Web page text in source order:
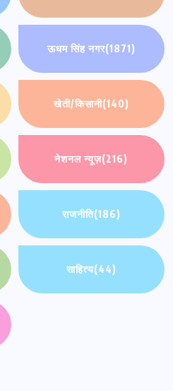
ऊधम सिंह नगर(1871)
खेती/किसानी(140)
नेशनल न्यूज़(216)
राजनीति(186)
साहित्य(44)